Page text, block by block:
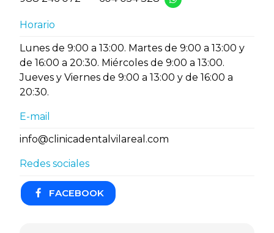
Horario
Lunes de 9:00 a 13:00. Martes de 9:00 a 13:00 y
de 16:00 a 20:30. Miércoles de 9:00 a 13:00.
Jueves y Viernes de 9:00 a 13:00 y de 16:00 a
20:30.
E-mail
info@clinicadentalvilareal.com
Redes sociales
FACEBOOK